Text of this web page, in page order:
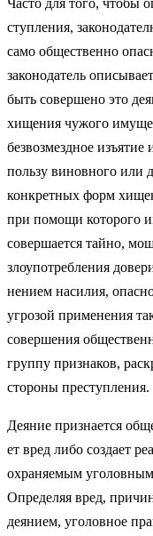
ступления,
само общественно
законодатель
быть совершено это
хищения чужого
безвозмездное
пользу виновного или
конкретных форм
при помощи которого
совершается тайно,
злоупотребления
нением насилия,
угро­зой применения
совершения
группу признаков,
стороны преступле­ния.
Деяние признается
ет вред либо создает
охраня­емым
Опреде­ляя вред,
деянием, уголовное